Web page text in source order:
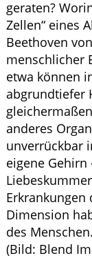
geraten?
Zellen“ eines
Beethoven
menschlicher
etwa können
abgrundtiefer
anderes
unverrückbar
eigene
Erkrankungen
Dimension
des Menschen.
(Bild: Blend